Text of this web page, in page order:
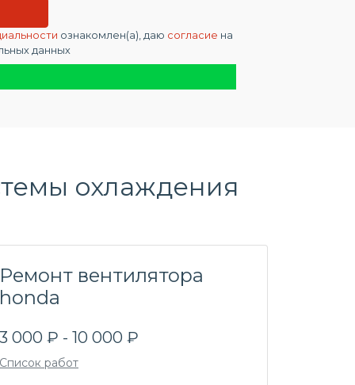
ознакомлен(а), даю согласие на
данных
охлаждения
Ремонт вентилятора
honda
3 000 ₽ - 10 000 ₽
Список работ